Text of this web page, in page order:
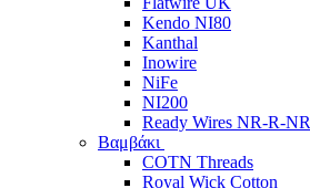
Kendo NI80
Kanthal
Inowire
NiFe
NI200
Ready Wires NR-R-NR
Βαμβάκι
COTN Threads
Royal Wick Cotton